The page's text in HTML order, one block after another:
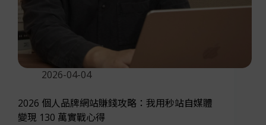
2026-04-04
2026 個人品牌網站賺錢攻略：我用秒站自媒體
變現 130 萬實戰心得